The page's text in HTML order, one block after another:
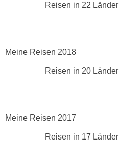
Reisen in 22 Länder
Meine Reisen 2018
Reisen in 20 Länder
Meine Reisen 2017
Reisen in 17 Länder